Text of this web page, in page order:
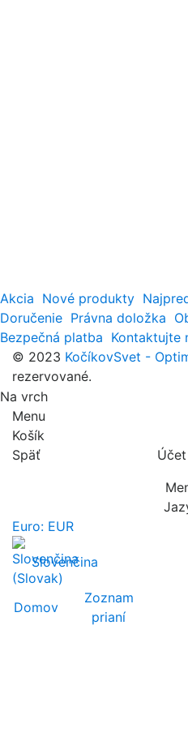
Akcia Nové produkty
Doručenie Právna doložka
Bezpečná platba Kontaktujte
© 2023 KočíkovSvet -
rezervované.
Na vrch
Menu
Košík
Späť
Účet
Euro: EUR
Slovenčina
Domov
Zoznam
prianí